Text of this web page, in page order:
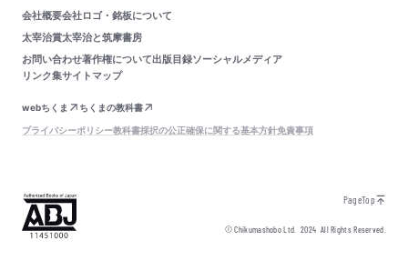
会社概要会社ロゴ・銘板について
太宰治賞太宰治と筑摩書房
お問い合わせ著作権について出版目録ソーシャルメディア
リンク集サイトマップ
webちくま
ちくまの教科書
プライバシーポリシー教科書採択の公正確保に関する基本方針免責事項
PageTop
© Chikumashobo Ltd.2024 All Rights Reserved.